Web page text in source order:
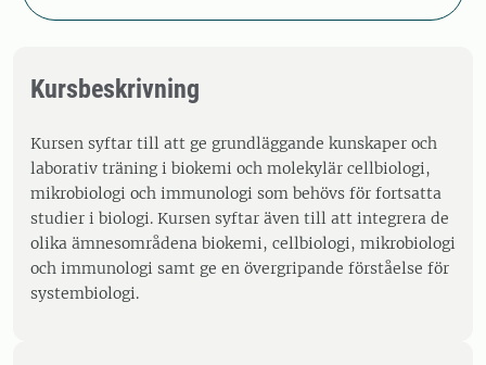
Kursbeskrivning
Kursen syftar till att ge grundläggande kunskaper och
laborativ träning i biokemi och molekylär cellbiologi,
mikrobiologi och immunologi som behövs för fortsatta
studier i biologi. Kursen syftar även till att integrera de
olika ämnesområdena biokemi, cellbiologi, mikrobiologi
och immunologi samt ge en övergripande förståelse för
systembiologi.